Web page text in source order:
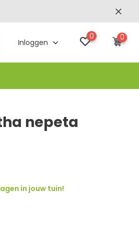
Inloggen
0 0
nepeta
in jouw tuin!